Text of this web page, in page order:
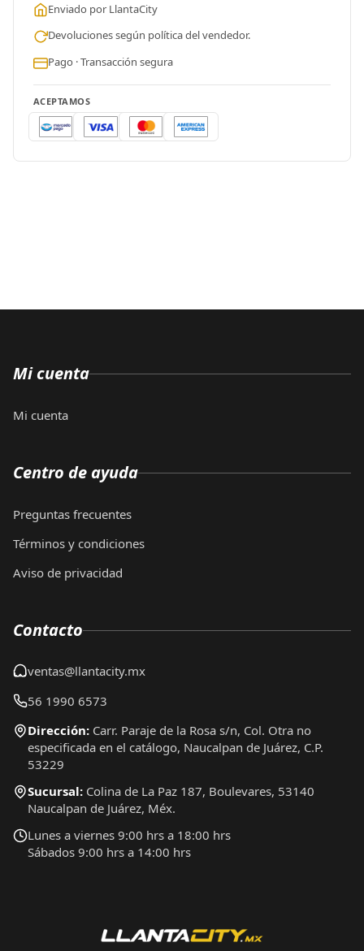
Enviado por LlantaCity
Devoluciones según política del vendedor.
Pago · Transacción segura
ACEPTAMOS
Mi cuenta
Mi cuenta
Centro de ayuda
Preguntas frecuentes
Términos y condiciones
Aviso de privacidad
Contacto
ventas@llantacity.mx
56 1990 6573
Dirección: Carr. Paraje de la Rosa s/n, Col. Otra no
especificada en el catálogo, Naucalpan de Juárez, C.P.
53229
Sucursal: Colina de La Paz 187, Boulevares, 53140
Naucalpan de Juárez, Méx.
Lunes a viernes 9:00 hrs a 18:00 hrs
Sábados 9:00 hrs a 14:00 hrs